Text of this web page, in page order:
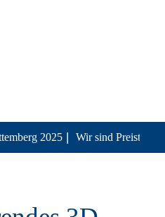
2025| Wir sind Preisträger